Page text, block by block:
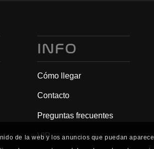
INFO
Cómo llegar
Contacto
Preguntas frecuentes
VIP
de la web y los anuncios que puedan